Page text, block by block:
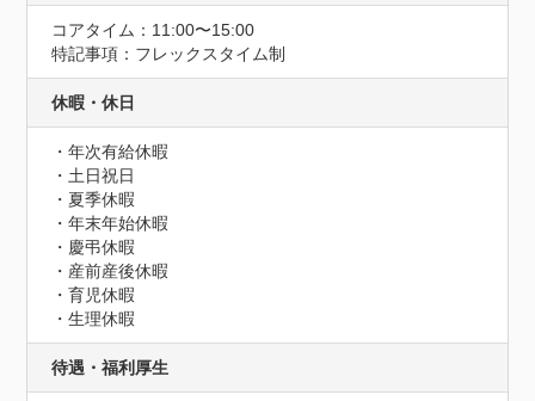
コアタイム：11:00〜15:00
特記事項：フレックスタイム制
休暇・休日
・年次有給休暇
・土日祝日
・夏季休暇
・年末年始休暇
・慶弔休暇
・産前産後休暇
・育児休暇
・生理休暇
待遇・福利厚生